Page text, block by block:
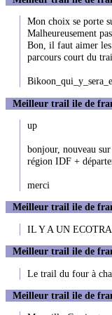
Mon choix se porte
Malheureusement
Bon, il faut aimer les
parcours court du
Meilleur trail ile de
up
bonjour, nouveau
région IDF +
merci
Meilleur trail ile de
IL Y A UN
Meilleur trail ile de
Le trail du four à
Meilleur trail ile de